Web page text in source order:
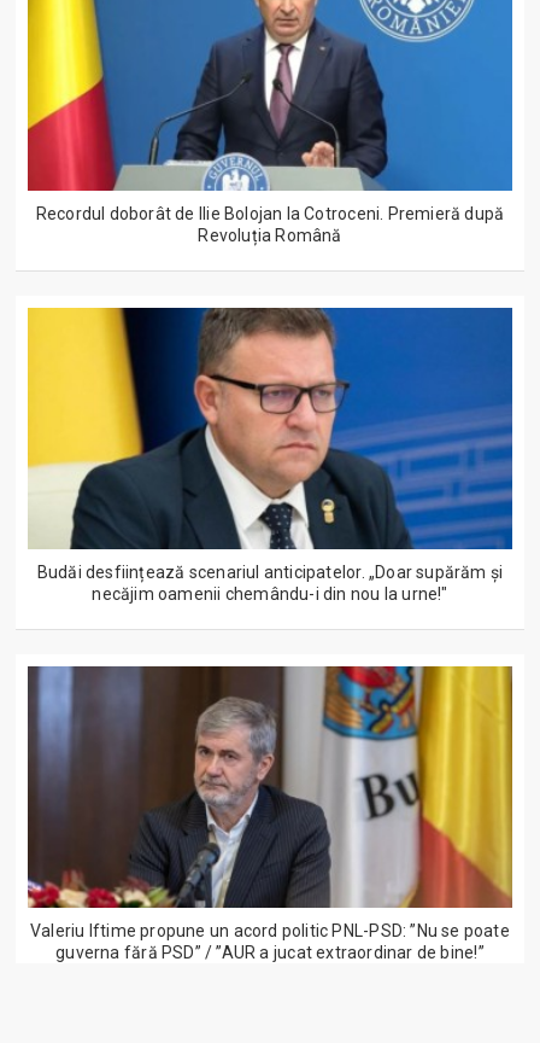
Recordul doborât de Ilie Bolojan la Cotroceni. Premieră după
Revoluția Română
Budăi desființează scenariul anticipatelor. „Doar supărăm și
necăjim oamenii chemându-i din nou la urne!"
Valeriu Iftime propune un acord politic PNL-PSD: ”Nu se poate
guverna fără PSD” / ”AUR a jucat extraordinar de bine!”